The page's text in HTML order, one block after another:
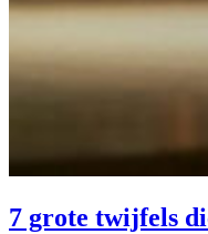
7 grote twijfels